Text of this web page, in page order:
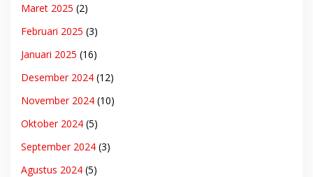
Maret 2025 (2)
Februari 2025 (3)
Januari 2025 (16)
Desember 2024 (12)
November 2024 (10)
Oktober 2024 (5)
September 2024 (3)
Agustus 2024 (5)